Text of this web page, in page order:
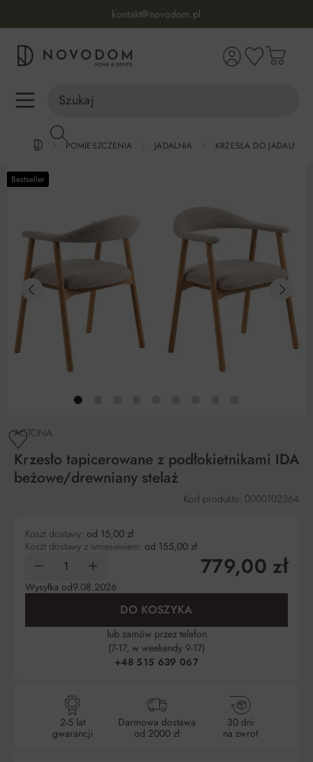
kontakt@novodom.pl
Dostawa z wniesieniem
30 dni na zwrot lub wymianę
98% zadowolonych klientów
POMIESZCZENIA JADALNIA KRZESŁA DO JADALNI
Bestseller
ACTONA
Krzesło tapicerowane z podłokietnikami IDA
beżowe/drewniany stelaż
Kod produktu: 0000102364
Koszt dostawy: od 15,00 zł
Koszt dostawy z wniesieniem: od 155,00 zł
779,00 zł
Wysyłka od9.08.2026
DO KOSZYKA
lub zamów przez telefon
(7-17, w weekendy 9-17)
+48 515 639 067
2-5 lat
gwarancji
Darmowa dostawa
od 2000 zł
30 dni
na zwrot